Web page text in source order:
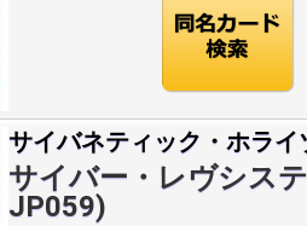
サイバネティック・ホライ
サイバー・レヴシス
JP059)